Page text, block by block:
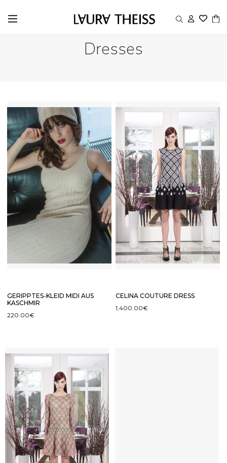
Dresses
GERIPPTES-KLEID MIDI AUS
KASCHMIR
220.00€
CELINA COUTURE DRESS
1,400.00€